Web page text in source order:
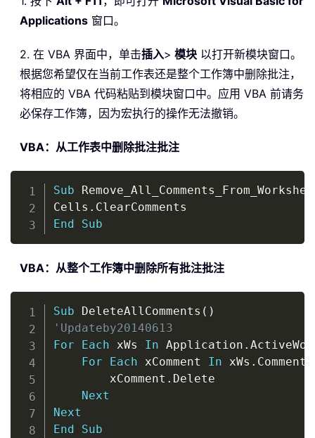
Applications 窗口。
2. 在 VBA 界面中，单击插入> 模块 以打开新模块窗口。
根据您希望仅在当前工作表还是整个工作簿中删除批注，
将相应的 VBA 代码粘贴到模块窗口中。应用 VBA 前请务
必保存工作簿，因为宏执行的操作无法撤销。
VBA：从工作表中删除批注批注
Sub
Cells .
End
Sub
Copy
VBA：从整个工作簿中删除所有批注批注
Sub DeleteAllComments ( )
'Updateby20140613
For
Each xWs In Application .
For
Each xComment In xWs . Comments
        xComment
. Delete
Next
Next
End
Sub